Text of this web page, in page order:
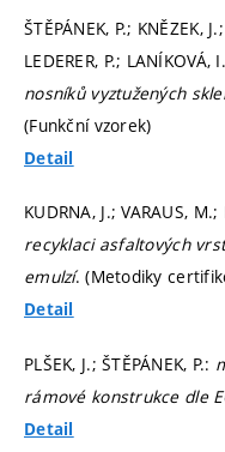
ŠTĚPÁNEK, P.; KNĚZEK,
LEDERER, P.; LANÍKOVÁ,
nosníků vyztužených
(Funkční vzorek)
Detail
KUDRNA, J.; VARAUS, M.;
recyklaci asfaltových
emulzí. (Metodiky
Detail
PLŠEK, J.; ŠTĚPÁNEK, P.:
rámové konstrukce dle
Detail